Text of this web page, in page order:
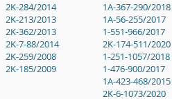
2K-284/2014
2K-213/2013
2K-362/2013
2K-7-88/2014
2K-259/2008
2K-185/2009
1A-367-290/2018
1A-56-255/2017
1-551-966/2017
2K-174-511/2020
1-251-1057/2018
1-476-900/2017
1A-423-468/2015
2K-6-1073/2020